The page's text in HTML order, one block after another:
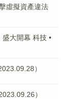
虛擬資產違法
盛大開幕 科技 •
）
）